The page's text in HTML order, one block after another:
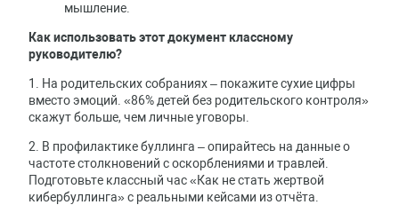
мышление.
Как использовать этот документ классному
руководителю?
1. На родительских собраниях – покажите сухие цифры
вместо эмоций. «86% детей без родительского контроля»
скажут больше, чем личные уговоры.
2. В профилактике буллинга – опирайтесь на данные о
частоте столкновений с оскорблениями и травлей.
Подготовьте классный час «Как не стать жертвой
кибербуллинга» с реальными кейсами из отчёта.